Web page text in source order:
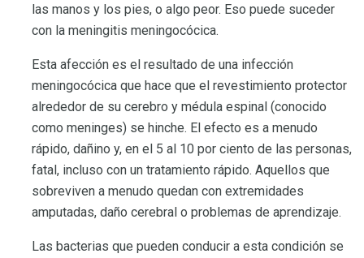
las manos y los pies, o algo peor. Eso puede suceder
con la meningitis meningocócica.
Esta afección es el resultado de una infección
meningocócica que hace que el revestimiento protector
alrededor de su cerebro y médula espinal (conocido
como meninges) se hinche. El efecto es a menudo
rápido, dañino y, en el 5 al 10 por ciento de las personas,
fatal, incluso con un tratamiento rápido. Aquellos que
sobreviven a menudo quedan con extremidades
amputadas, daño cerebral o problemas de aprendizaje.
Las bacterias que pueden conducir a esta condición se